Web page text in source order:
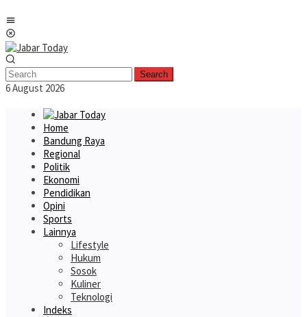
to
content
Search
6 August 2026
Home
Bandung Raya
Regional
Politik
Ekonomi
Pendidikan
Opini
Sports
Lainnya
Lifestyle
Hukum
Sosok
Kuliner
Teknologi
Indeks